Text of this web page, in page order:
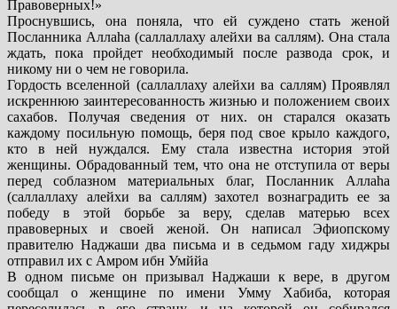
Правоверных!»
Проснувшись, она поняла, что ей суждено стать женой
Посланника Аллаhа (саллаллаху алейхи ва саллям). Она стала
ждать, пока пройдет необходимый после развода срок, и
никому ни о чем не говорила.
Гордость вселенной (саллаллаху алейхи ва саллям) Проявлял
искреннюю заинтересованность жизнью и положением своих
сахабов. Получая сведения от них. он старался оказать
каждому посильную помощь, беря под свое крыло каждого,
кто в ней нуждался. Ему стала известна история этой
женщины. Обрадованный тем, что она не отступила от веры
перед соблазном материальных благ, Посланник Аллаhа
(саллаллаху алейхи ва саллям) захотел вознаградить ее за
победу в этой борьбе за веру, сделав матерью всех
правоверных и своей женой. Он написал Эфиопскому
правителю Наджаши два письма и в седьмом гаду хиджры
отправил их с Амром ибн Умййа
В одном письме он призывал Наджаши к вере, в другом
сообщал о женщине по имени Умму Хабиба, которая